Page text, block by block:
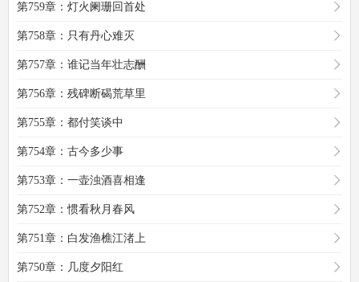
第759章：灯火阑珊回首处
第758章：只有丹心难灭
第757章：谁记当年壮志酬
第756章：残碑断碣荒草里
第755章：都付笑谈中
第754章：古今多少事
第753章：一壶浊酒喜相逢
第752章：惯看秋月春风
第751章：白发渔樵江渚上
第750章：几度夕阳红